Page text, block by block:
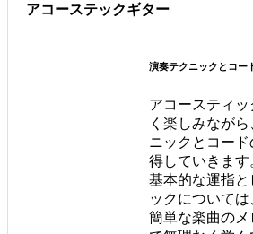
アコーステックギター
演奏テクニックとコー
アコースティ
く楽しみなが
ニックとコー
得していきます
基本的な運指
ックについて
簡単な楽曲のメ